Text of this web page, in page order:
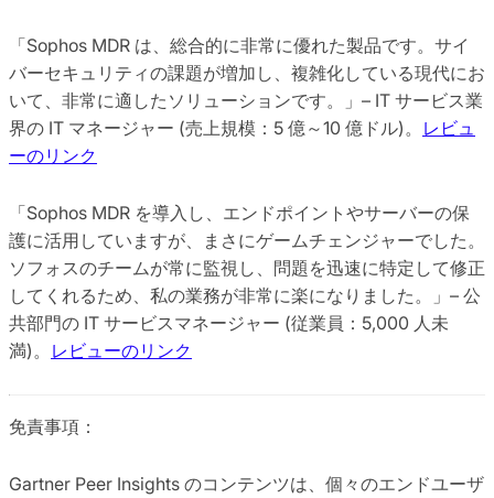
「Sophos MDR は、総合的に非常に優れた製品です。サイ
バーセキュリティの課題が増加し、複雑化している現代にお
いて、非常に適したソリューションです。」– IT サービス業
界の IT マネージャー (売上規模：5 億～10 億ドル)。 レビュ
ーのリンク
「Sophos MDR を導入し、エンドポイントやサーバーの保
護に活用していますが、まさにゲームチェンジャーでした。
ソフォスのチームが常に監視し、問題を迅速に特定して修正
してくれるため、私の業務が非常に楽になりました。」– 公
共部門の IT サービスマネージャー (従業員：5,000 人未
満)。 レビューのリンク
免責事項：
Gartner Peer Insights のコンテンツは、個々のエンドユーザ